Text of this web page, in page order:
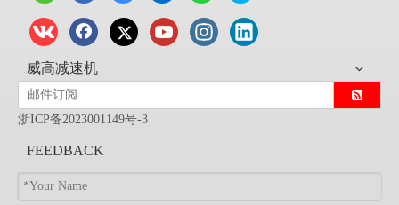
威高减速机
浙ICP备2023001149号-3
FEEDBACK